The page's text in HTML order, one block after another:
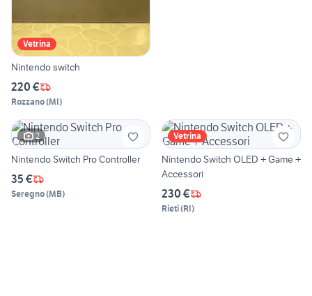
Vetrina
Nintendo switch
220 €
Rozzano(MI)
2
Nintendo Switch Pro Controller
35 €
Seregno(MB)
Vetrina
Nintendo Switch OLED + Game +
Accessori
230 €
Rieti(RI)